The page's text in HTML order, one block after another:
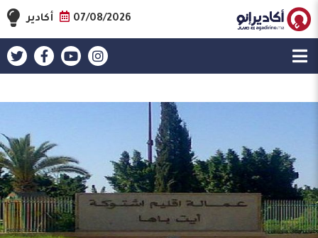
07/08/2026 أكادير